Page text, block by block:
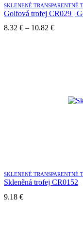
SKLENENÉ TRANSPARENTNÉ
Golfová trofej CR029 |
8.32 € – 10.82 €Price
SKLENENÉ TRANSPARENTNÉ
Skleněná trofej CR0152
9.18 €